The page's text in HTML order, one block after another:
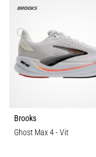
löpare
av.
Vad…
artiklar
Brooks
Ghost Max 4- Vit